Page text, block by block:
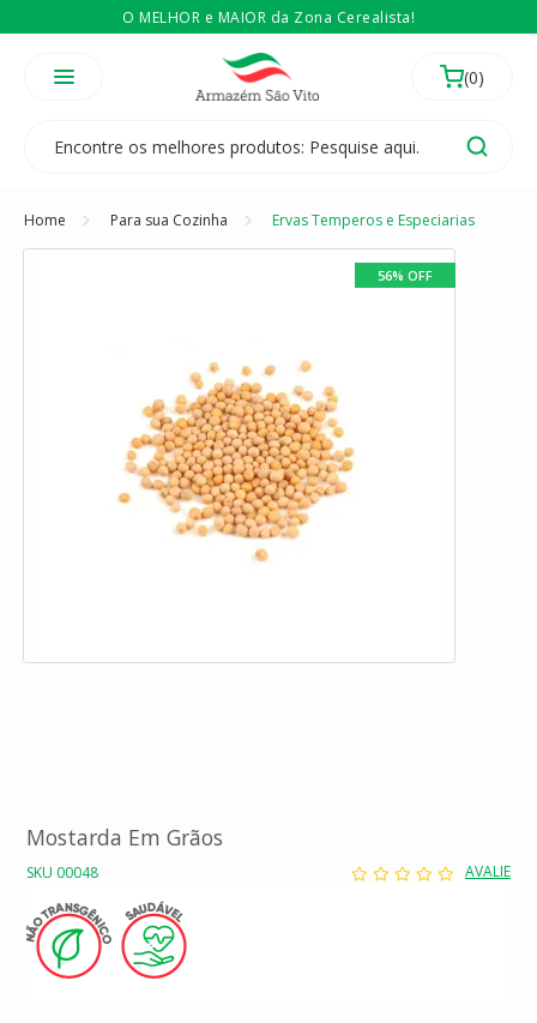
O MELHOR e MAIOR da Zona Cerealista!
Temos 3 lojas físicas na Zona Cerealista de São Paulo!
É revendedor? EntãoCompre no atacado
Home Para sua Cozinha Ervas Temperos e Especiarias
56% OFF
Mostarda Em Grãos
SKU 00048 AVALIE